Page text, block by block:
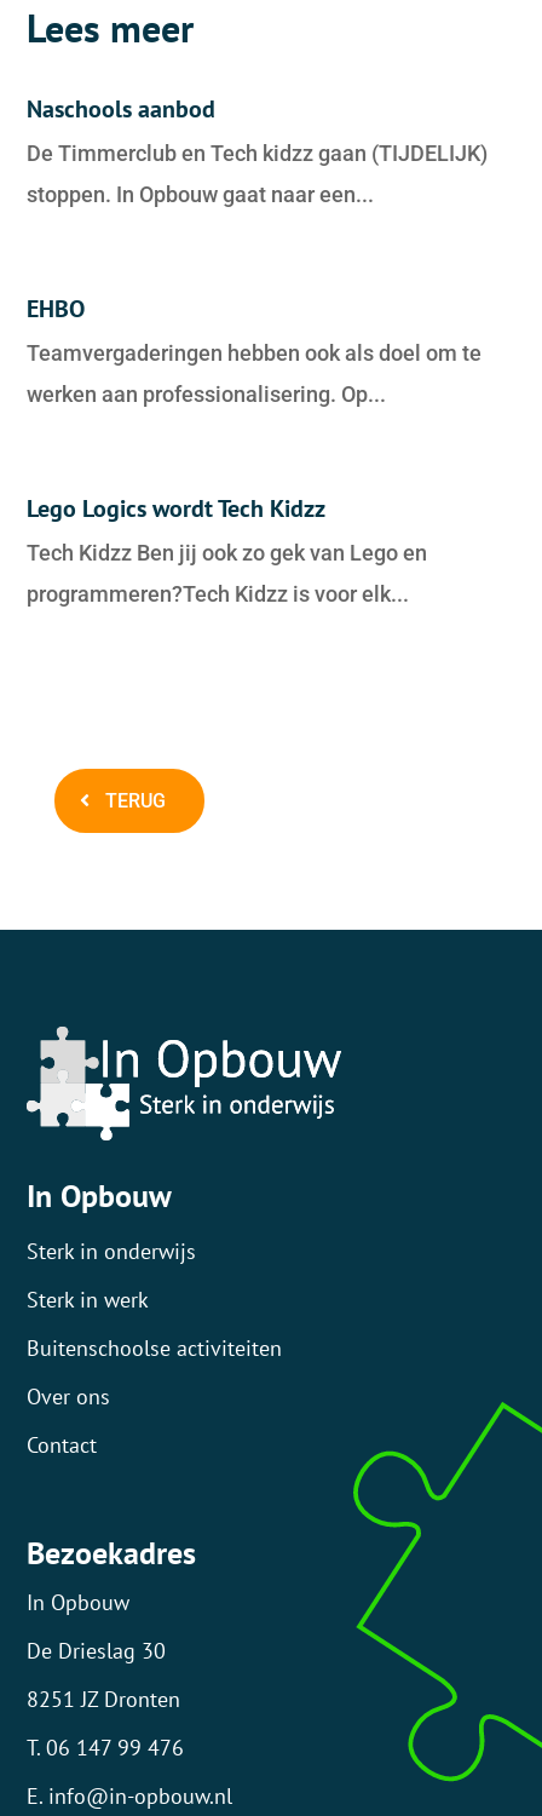
Lees meer
Naschools aanbod
De Timmerclub en Tech kidzz gaan (TIJDELIJK)
stoppen. In Opbouw gaat naar een...
EHBO
Teamvergaderingen hebben ook als doel om te
werken aan professionalisering. Op...
Lego Logics wordt Tech Kidzz
Tech Kidzz Ben jij ook zo gek van Lego en
programmeren?Tech Kidzz is voor elk...
TERUG
In Opbouw
Sterk in onderwijs
Sterk in werk
Buitenschoolse activiteiten
Over ons
Contact
Bezoekadres
In Opbouw
De Drieslag 30
8251 JZ Dronten
T. 06 147 99 476
E. info@in-opbouw.nl